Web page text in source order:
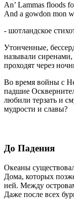
An’ Lammas floods
And a gowdon mon
- шотландское
Утонченные,
называли
проходят через
Во время войны с
падшие
любили терзать и
мудрости и славы?
До Падения
Океаны
Дома, которых
ней. Между
Даже после всех